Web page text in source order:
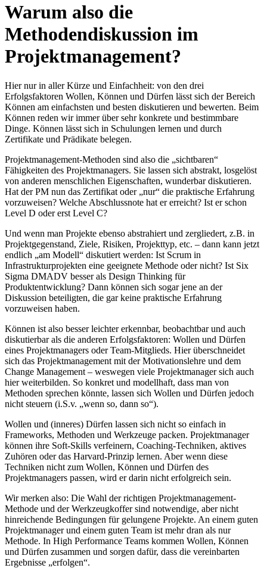
Warum also die
Methodendiskussion im
Projektmanagement?
Hier nur in aller Kürze und Einfachheit: von den drei
Erfolgsfaktoren Wollen, Können und Dürfen lässt sich der Bereich
Können am einfachsten und besten diskutieren und bewerten. Beim
Können reden wir immer über sehr konkrete und bestimmbare
Dinge. Können lässt sich in Schulungen lernen und durch
Zertifikate und Prädikate belegen.
Projektmanagement-Methoden sind also die „sichtbaren“
Fähigkeiten des Projektmanagers. Sie lassen sich abstrakt, losgelöst
von anderen menschlichen Eigenschaften, wunderbar diskutieren.
Hat der PM nun das Zertifikat oder „nur“ die praktische Erfahrung
vorzuweisen? Welche Abschlussnote hat er erreicht? Ist er schon
Level D oder erst Level C?
Und wenn man Projekte ebenso abstrahiert und zergliedert, z.B. in
Projektgegenstand, Ziele, Risiken, Projekttyp, etc. – dann kann jetzt
endlich „am Modell“ diskutiert werden: Ist Scrum in
Infrastrukturprojekten eine geeignete Methode oder nicht? Ist Six
Sigma DMADV besser als Design Thinking für
Produktentwicklung? Dann können sich sogar jene an der
Diskussion beteiligten, die gar keine praktische Erfahrung
vorzuweisen haben.
Können ist also besser leichter erkennbar, beobachtbar und auch
diskutierbar als die anderen Erfolgsfaktoren: Wollen und Dürfen
eines Projektmanagers oder Team-Mitglieds. Hier überschneidet
sich das Projektmanagement mit der Motivationslehre und dem
Change Management – weswegen viele Projektmanager sich auch
hier weiterbilden. So konkret und modellhaft, dass man von
Methoden sprechen könnte, lassen sich Wollen und Dürfen jedoch
nicht steuern (i.S.v. „wenn so, dann so“).
Wollen und (inneres) Dürfen lassen sich nicht so einfach in
Frameworks, Methoden und Werkzeuge packen. Projektmanager
können ihre Soft-Skills verfeinern, Coaching-Techniken, aktives
Zuhören oder das Harvard-Prinzip lernen. Aber wenn diese
Techniken nicht zum Wollen, Können und Dürfen des
Projektmanagers passen, wird er darin nicht erfolgreich sein.
Wir merken also: Die Wahl der richtigen Projektmanagement-
Methode und der Werkzeugkoffer sind notwendige, aber nicht
hinreichende Bedingungen für gelungene Projekte. An einem guten
Projektmanager und einem guten Team ist mehr dran als nur
Methode. In High Performance Teams kommen Wollen, Können
und Dürfen zusammen und sorgen dafür, dass die vereinbarten
Ergebnisse „erfolgen“.